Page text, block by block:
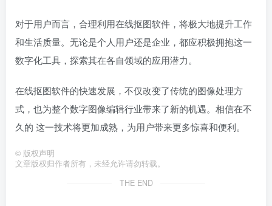
对于用户而言，合理利用在线抠图软件，将极大地提升工作
和生活质量。无论是个人用户还是企业，都应积极拥抱这一
数字化工具，探索其在各自领域的应用潜力。
在线抠图软件的快速发展，不仅改变了传统的图像处理方
式，也为整个数字图像编辑行业带来了新的机遇。相信在不
久的 这一技术将更加成熟，为用户带来更多惊喜和便利。
© 版权声明
文章版权归作者所有，未经允许请勿转载。
THE END